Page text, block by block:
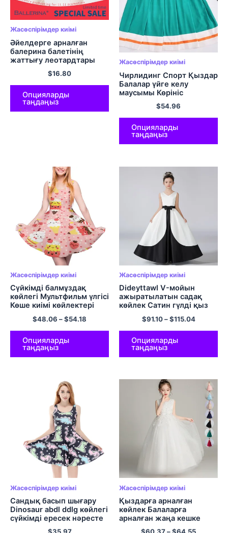
Жасөспірімдер киімі
Әйелдерге арналған
балерина балетінің
жаттығу леотардтары
Аэриалистикалық би
костюмі қысқа жеңді
гимнастикалық леотард
Adulto 5729
$16.80
Опцияларды
таңдаңыз
Жасөспірімдер киімі
Чирлидинг Спорт Қыздар
Балалар үйге келу
маусымы Көрініс
көйлектер кеші Супер-
боул Рождестволық
Жаңа жылға Пом Пом
жіберу
$54.96
Опцияларды
таңдаңыз
Жасөспірімдер киімі
Сүйкімді балмұздақ
көйлегі Мультфильм үлгісі
Көше киімі көйлектері
Әйелдер сәнді коньки
көйлек Жазғы үлгі
Вестидолар Үлкен
өлшемді
$48.06 –$54.18
Опцияларды
таңдаңыз
Жасөспірімдер киімі
Dideyttawl V-мойын
ажыратылатын садақ
көйлек Сатин гүлді қыз
көйлектері жеңсіз
балаларға арналған туған
күніне арналған ресми
ханшайым көйлектер
$91.10–$115.04
Опцияларды
таңдаңыз
Жасөспірімдер киімі
Сандық басып шығару
Dinosaur abdl ddlg көйлегі
сүйкімді ересек нәресте
Жасөспірімдер киімі
Қыздарға арналған
көйлек Балаларға
арналған жаңа кешке
арналған сәнді